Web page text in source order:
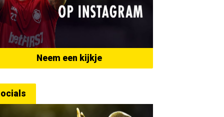
Neem een kijkje